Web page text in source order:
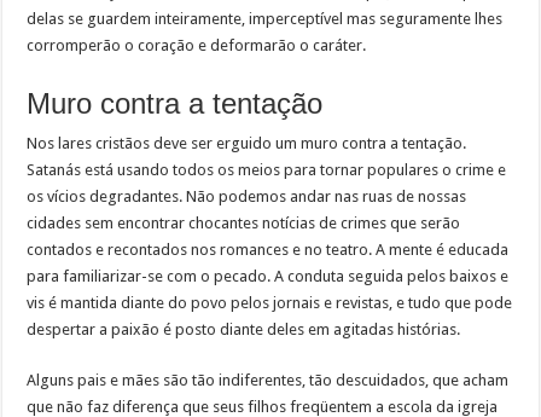
delas se guardem inteiramente, imperceptível mas seguramente lhes
corromperão o coração e deformarão o caráter.
Muro contra a tentação
Nos lares cristãos deve ser erguido um muro contra a tentação.
Satanás está usando todos os meios para tornar populares o crime e
os vícios degradantes. Não podemos andar nas ruas de nossas
cidades sem encontrar chocantes notícias de crimes que serão
contados e recontados nos romances e no teatro. A mente é educada
para familiarizar-se com o pecado. A conduta seguida pelos baixos e
vis é mantida diante do povo pelos jornais e revistas, e tudo que pode
despertar a paixão é posto diante deles em agitadas histórias.
Alguns pais e mães são tão indiferentes, tão descuidados, que acham
que não faz diferença que seus filhos freqüentem a escola da igreja